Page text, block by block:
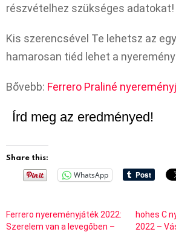
részvételhez szükséges adatokat!
Kis szerencsével Te lehetsz az
hamarosan tiéd lehet a
Bővebb: Ferrero Praliné
Írd meg az eredményed!
Share this:
WhatsApp
Ferrero nyereményjáték 2022:
Szerelem van a levegőben –
hohes C
2022 –